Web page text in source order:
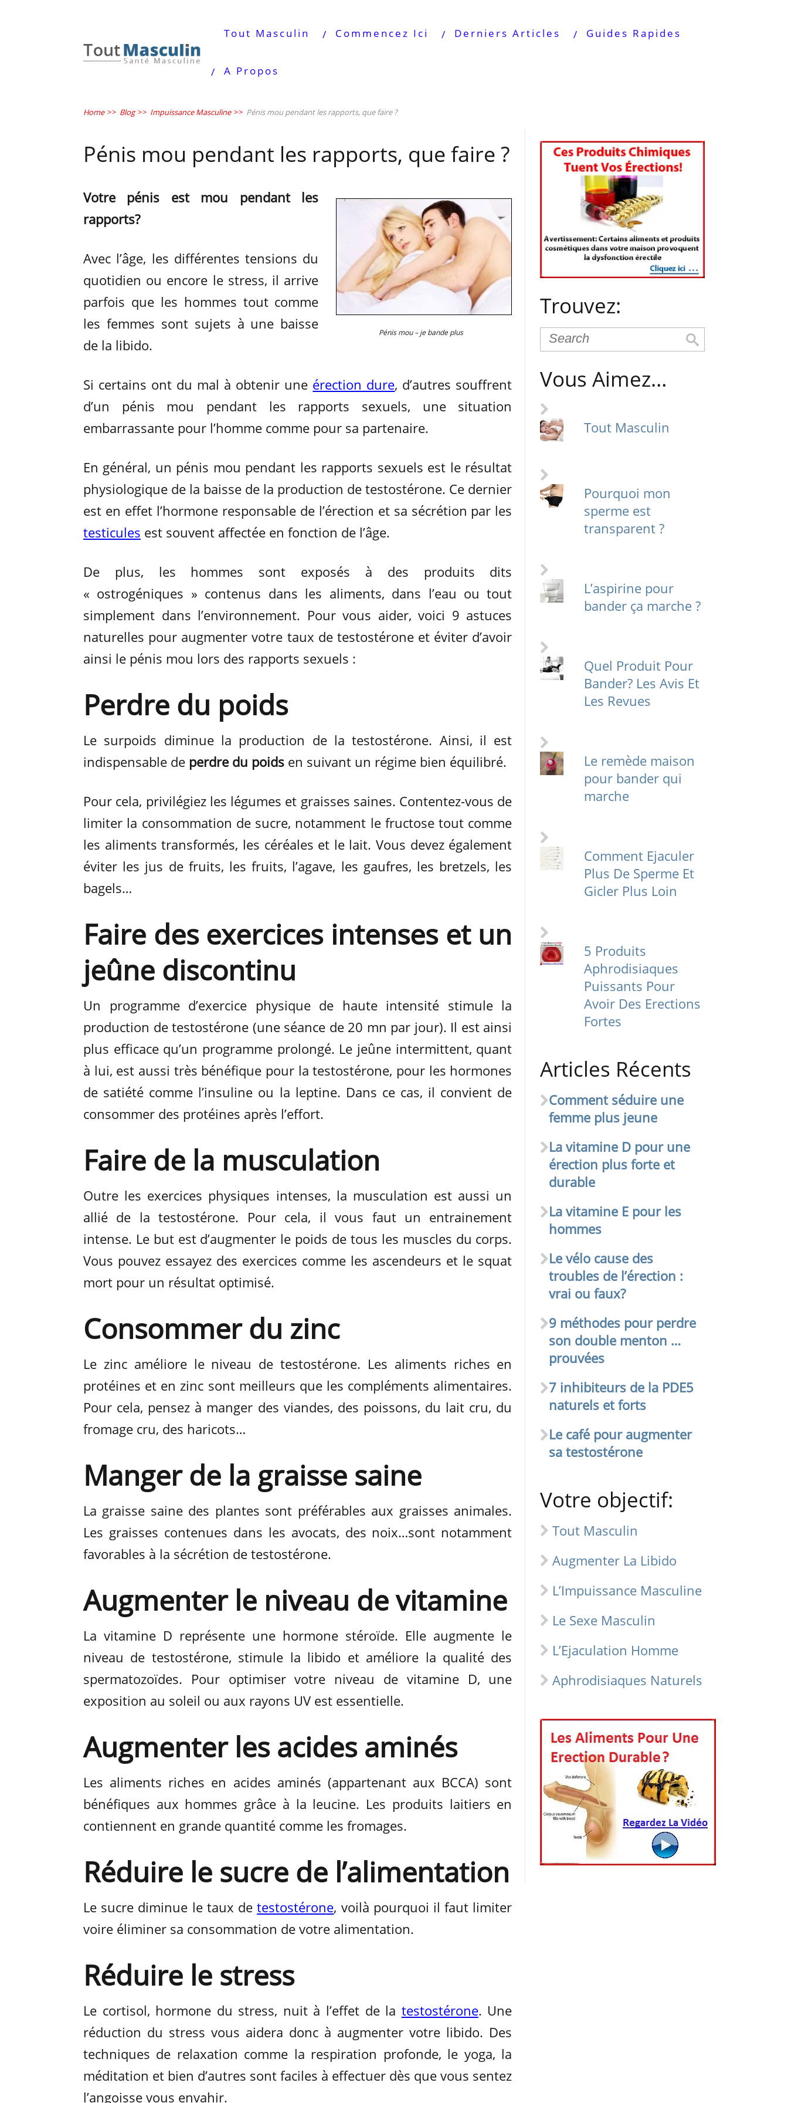
Tout Masculin Commencez Ici Derniers Articles Guides Rapides
A Propos
Home >> Blog >> Impuissance Masculine >> Pénis mou pendant les rapports, que faire ?
Pénis mou pendant les rapports, que faire ?
Pénis mou – je bande plus
Votre pénis est mou pendant les
rapports?
Avec l’âge, les différentes tensions du
quotidien ou encore le stress, il arrive
parfois que les hommes tout comme
les femmes sont sujets à une baisse
de la libido.
Si certains ont du mal à obtenir une érection dure, d’autres souffrent
d’un pénis mou pendant les rapports sexuels, une situation
embarrassante pour l’homme comme pour sa partenaire.
En général, un pénis mou pendant les rapports sexuels est le résultat
physiologique de la baisse de la production de testostérone. Ce dernier
est en effet l’hormone responsable de l’érection et sa sécrétion par les
testicules est souvent affectée en fonction de l’âge.
De plus, les hommes sont exposés à des produits dits
« ostrogéniques » contenus dans les aliments, dans l’eau ou tout
simplement dans l’environnement. Pour vous aider, voici 9 astuces
naturelles pour augmenter votre taux de testostérone et éviter d’avoir
ainsi le pénis mou lors des rapports sexuels :
Perdre du poids
Le surpoids diminue la production de la testostérone. Ainsi, il est
indispensable de perdre du poids en suivant un régime bien équilibré.
Pour cela, privilégiez les légumes et graisses saines. Contentez-vous de
limiter la consommation de sucre, notamment le fructose tout comme
les aliments transformés, les céréales et le lait. Vous devez également
éviter les jus de fruits, les fruits, l’agave, les gaufres, les bretzels, les
bagels…
Faire des exercices intenses et un
jeûne discontinu
Un programme d’exercice physique de haute intensité stimule la
production de testostérone (une séance de 20 mn par jour). Il est ainsi
plus efficace qu’un programme prolongé. Le jeûne intermittent, quant
à lui, est aussi très bénéfique pour la testostérone, pour les hormones
de satiété comme l’insuline ou la leptine. Dans ce cas, il convient de
consommer des protéines après l’effort.
Faire de la musculation
Outre les exercices physiques intenses, la musculation est aussi un
allié de la testostérone. Pour cela, il vous faut un entrainement
intense. Le but est d’augmenter le poids de tous les muscles du corps.
Vous pouvez essayez des exercices comme les ascendeurs et le squat
mort pour un résultat optimisé.
Consommer du zinc
Le zinc améliore le niveau de testostérone. Les aliments riches en
protéines et en zinc sont meilleurs que les compléments alimentaires.
Pour cela, pensez à manger des viandes, des poissons, du lait cru, du
fromage cru, des haricots…
Manger de la graisse saine
La graisse saine des plantes sont préférables aux graisses animales.
Les graisses contenues dans les avocats, des noix…sont notamment
favorables à la sécrétion de testostérone.
Augmenter le niveau de vitamine
La vitamine D représente une hormone stéroïde. Elle augmente le
niveau de testostérone, stimule la libido et améliore la qualité des
spermatozoïdes. Pour optimiser votre niveau de vitamine D, une
exposition au soleil ou aux rayons UV est essentielle.
Augmenter les acides aminés
Les aliments riches en acides aminés (appartenant aux BCCA) sont
bénéfiques aux hommes grâce à la leucine. Les produits laitiers en
contiennent en grande quantité comme les fromages.
Réduire le sucre de l’alimentation
Le sucre diminue le taux detestostérone, voilà pourquoi il faut limiter
voire éliminer sa consommation de votre alimentation.
Réduire le stress
Le cortisol, hormone du stress, nuit à l’effet de la testostérone. Une
réduction du stress vous aidera donc à augmenter votre libido. Des
techniques de relaxation comme la respiration profonde, le yoga, la
méditation et bien d’autres sont faciles à effectuer dès que vous sentez
l’angoisse vous envahir.
Trouvez:
Vous Aimez…
Tout Masculin
Pourquoi mon
sperme est
transparent ?
L’aspirine pour
bander ça marche ?
Quel Produit Pour
Bander? Les Avis Et
Les Revues
Le remède maison
pour bander qui
marche
Comment Ejaculer
Plus De Sperme Et
Gicler Plus Loin
5 Produits
Aphrodisiaques
Puissants Pour
Avoir Des Erections
Fortes
Articles Récents
Comment séduire une
femme plus jeune
La vitamine D pour une
érection plus forte et
durable
La vitamine E pour les
hommes
Le vélo cause des
troubles de l’érection :
vrai ou faux?
9 méthodes pour perdre
son double menton …
prouvées
7 inhibiteurs de la PDE5
naturels et forts
Le café pour augmenter
sa testostérone
Votre objectif:
Tout Masculin
Augmenter La Libido
L’Impuissance Masculine
Le Sexe Masculin
L’Ejaculation Homme
Aphrodisiaques Naturels